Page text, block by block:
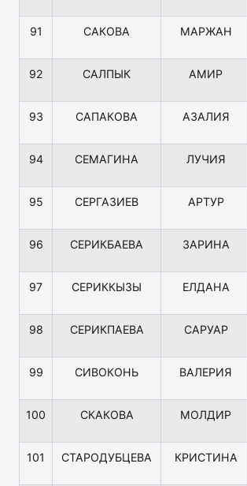
91 САКОВА МАРЖАН
92 САЛПЫК АМИР
93 САПАКОВА АЗАЛИЯ
94 СЕМАГИНА ЛУЧИЯ
95 СЕРГАЗИЕВ АРТУР
96 СЕРИКБАЕВА ЗАРИНА
97 СЕРИККЫЗЫ ЕЛДАНА
98 СЕРИКПАЕВА САРУАР
99 СИВОКОНЬ ВАЛЕРИЯ
100 СКАКОВА МОЛДИР
101 СТАРОДУБЦЕВА КРИСТИНА